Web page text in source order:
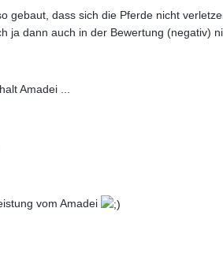
gebaut, dass sich die Pferde nicht
ja dann auch in der Bewertung (negativ)
Amadei ...
vom Amadei